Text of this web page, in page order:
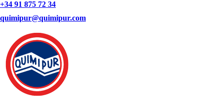
+34 91 875 72 34
quimipur@quimipur.com